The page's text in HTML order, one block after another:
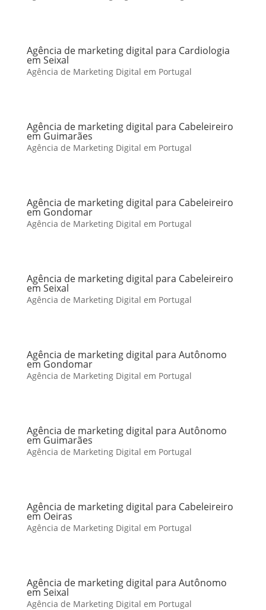
Agência de marketing digital para Cardiologia
em Seixal
Agência de Marketing Digital em Portugal
Agência de marketing digital para Cabeleireiro
em Guimarães
Agência de Marketing Digital em Portugal
Agência de marketing digital para Cabeleireiro
em Gondomar
Agência de Marketing Digital em Portugal
Agência de marketing digital para Cabeleireiro
em Seixal
Agência de Marketing Digital em Portugal
Agência de marketing digital para Autônomo
em Gondomar
Agência de Marketing Digital em Portugal
Agência de marketing digital para Autônomo
em Guimarães
Agência de Marketing Digital em Portugal
Agência de marketing digital para Cabeleireiro
em Oeiras
Agência de Marketing Digital em Portugal
Agência de marketing digital para Autônomo
em Seixal
Agência de Marketing Digital em Portugal